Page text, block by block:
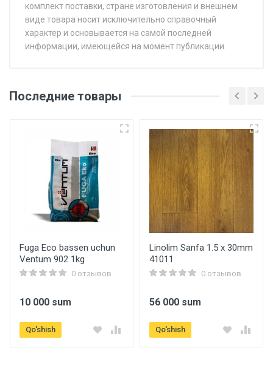
комплект поставки, стране изготовления и внешнем
виде товара носит исключительно справочный
характер и основывается на самой последней
информации, имеющейся на момент публикации.
Последние товары
Fuga Eco bassen uchun
Ventum 902 1kg
0 отзывов
10 000 sum
Qo'shish
Linolim Sanfa 1.5 x 30mm
41011
0 отзывов
56 000 sum
Qo'shish